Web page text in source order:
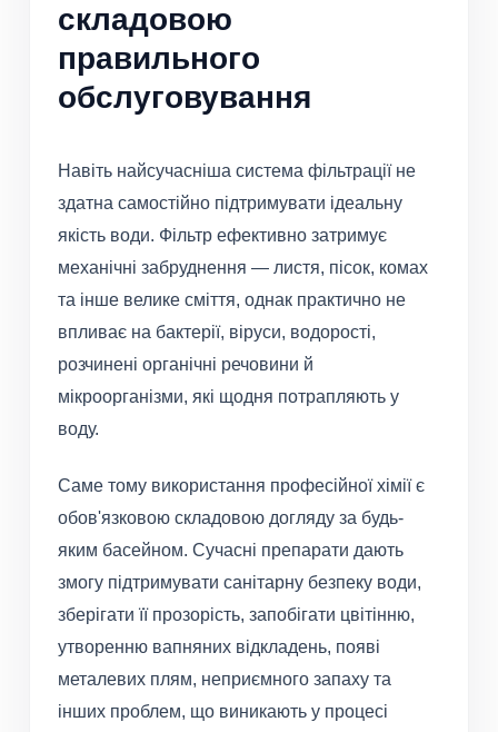
складовою
правильного
обслуговування
Навіть найсучасніша система фільтрації не
здатна самостійно підтримувати ідеальну
якість води. Фільтр ефективно затримує
механічні забруднення — листя, пісок, комах
та інше велике сміття, однак практично не
впливає на бактерії, віруси, водорості,
розчинені органічні речовини й
мікроорганізми, які щодня потрапляють у
воду.
Саме тому використання професійної хімії є
обов'язковою складовою догляду за будь-
яким басейном. Сучасні препарати дають
змогу підтримувати санітарну безпеку води,
зберігати її прозорість, запобігати цвітінню,
утворенню вапняних відкладень, появі
металевих плям, неприємного запаху та
інших проблем, що виникають у процесі